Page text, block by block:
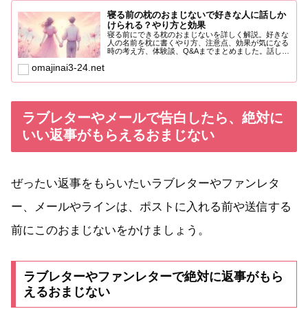
寝る前の枕のおまじないで好きな人に話しか
けられる？やり方と効果
寝る前にできる枕のおまじないを詳しく解説。好きな
人の名前を枕に書くやり方、注意点、効果が気になる
時の考え方、体験談、Q&Aまでまとめました。話しか
omajinai3-24.net
ラブレターやメールで告白したら、絶対に
いい返事がもらえるおまじない
ぜったい返事をもらいたいラブレターやファンレタ
ー、メールやラインは、ポストに入れる前や送信する
前にこのおまじないをかけましょう。
ラブレターやファンレターで絶対に返事がもら
えるおまじない